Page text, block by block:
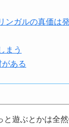
ンガルの真価は
まう
ある
遊ぶとかは全